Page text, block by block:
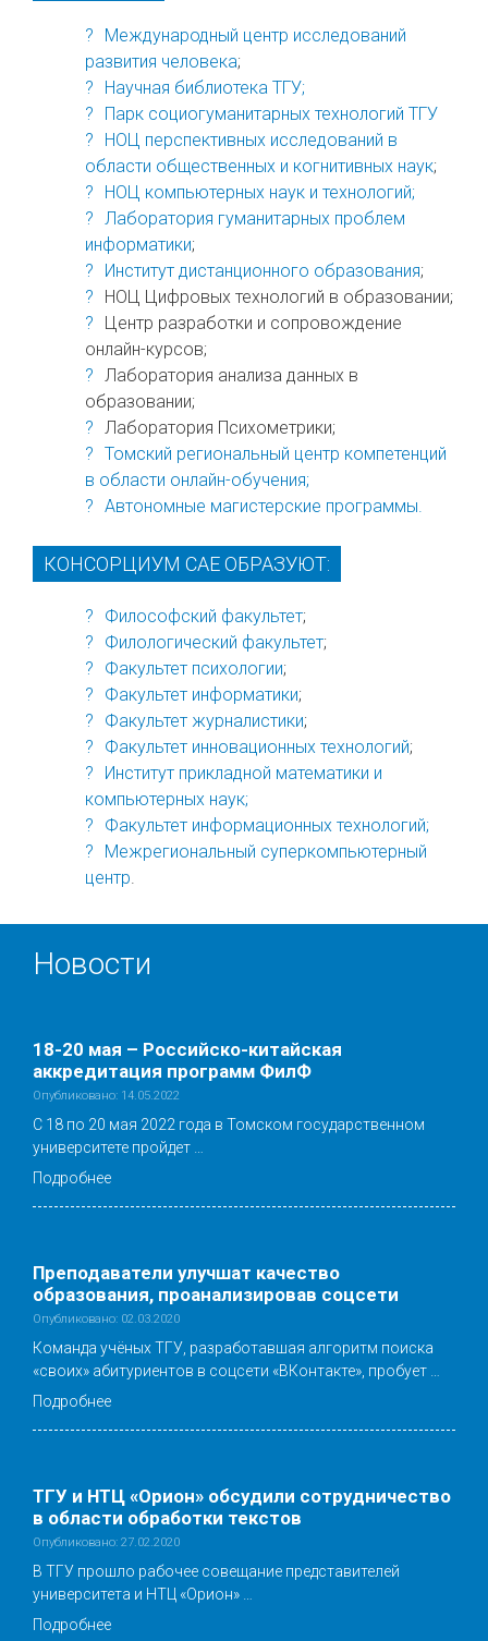
Международный центр исследований
развития человека;
Научная библиотека ТГУ;
Парк социогуманитарных технологий ТГУ
НОЦ перспективных исследований в
области общественных и когнитивных наук;
НОЦ компьютерных наук и технологий;
Лаборатория гуманитарных проблем
информатики;
Институт дистанционного образования;
НОЦ Цифровых технологий в образовании;
Центр разработки и сопровождение
онлайн-курсов;
Лаборатория анализа данных в
образовании;
Лаборатория Психометрики;
Томский региональный центр компетенций
в области онлайн-обучения;
Автономные магистерские программы.
КОНСОРЦИУМ САЕ ОБРАЗУЮТ:
Философский факультет;
Филологический факультет;
Факультет психологии;
Факультет информатики;
Факультет журналистики;
Факультет инновационных технологий;
Институт прикладной математики и
компьютерных наук;
Факультет информационных технологий;
Межрегиональный суперкомпьютерный
центр.
Новости
18-20 мая – Российско-китайская
аккредитация программ ФилФ
Опубликовано: 14.05.2022
С 18 по 20 мая 2022 года в Томском государственном
университете пройдет …
Подробнее
Преподаватели улучшат качество
образования, проанализировав соцсети
Опубликовано: 02.03.2020
Команда учёных ТГУ, разработавшая алгоритм поиска
«своих» абитуриентов в соцсети «ВКонтакте», пробует …
Подробнее
ТГУ и НТЦ «Орион» обсудили сотрудничество
в области обработки текстов
Опубликовано: 27.02.2020
В ТГУ прошло рабочее совещание представителей
университета и НТЦ «Орион» …
Подробнее